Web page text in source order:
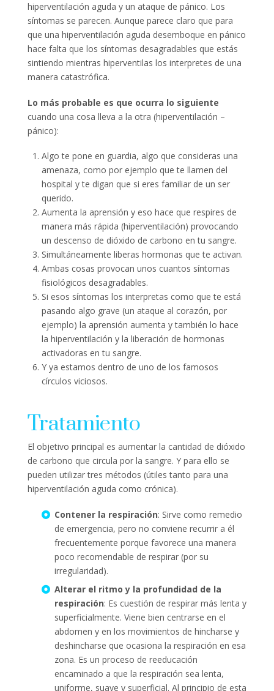
hiperventilación aguda y un ataque de pánico. Los
síntomas se parecen. Aunque parece claro que para
que una hiperventilación aguda desemboque en pánico
hace falta que los síntomas desagradables que estás
sintiendo mientras hiperventilas los interpretes de una
manera catastrófica.
Lo más probable es que ocurra lo siguiente
cuando una cosa lleva a la otra (hiperventilación –
pánico):
Algo te pone en guardia, algo que consideras una
amenaza, como por ejemplo que te llamen del
hospital y te digan que si eres familiar de un ser
querido.
Aumenta la aprensión y eso hace que respires de
manera más rápida (hiperventilación) provocando
un descenso de dióxido de carbono en tu sangre.
Simultáneamente liberas hormonas que te activan.
Ambas cosas provocan unos cuantos síntomas
fisiológicos desagradables.
Si esos síntomas los interpretas como que te está
pasando algo grave (un ataque al corazón, por
ejemplo) la aprensión aumenta y también lo hace
la hiperventilación y la liberación de hormonas
activadoras en tu sangre.
Y ya estamos dentro de uno de los famosos
círculos viciosos.
Tratamiento
El objetivo principal es aumentar la cantidad de dióxido
de carbono que circula por la sangre. Y para ello se
pueden utilizar tres métodos (útiles tanto para una
hiperventilación aguda como crónica).
Contener la respiración: Sirve como remedio
de emergencia, pero no conviene recurrir a él
frecuentemente porque favorece una manera
poco recomendable de respirar (por su
irregularidad).
Alterar el ritmo y la profundidad de la
respiración: Es cuestión de respirar más lenta y
superficialmente. Viene bien centrarse en el
abdomen y en los movimientos de hincharse y
deshincharse que ocasiona la respiración en esa
zona. Es un proceso de reeducación
encaminado a que la respiración sea lenta,
uniforme, suave y superficial. Al principio de esta